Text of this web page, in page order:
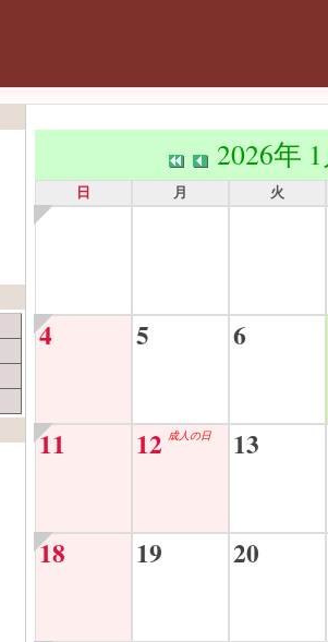
2026年
日 月 火
4 5 6
11 12 成人の日 13
18 19 20